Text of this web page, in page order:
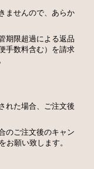
ませんので、あらか
期限超過による返品
手数料含む）を請求
れた場合、ご注文後
のご注文後のキャン
お願い致します。